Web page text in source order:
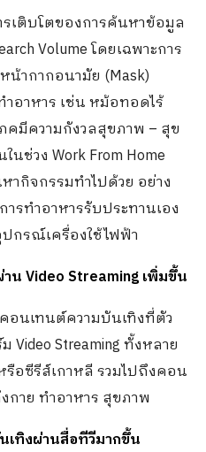
รเติบโตของการค้นหาข้อมูล
Volume โดยเฉพาะการ
น้ากากอนามัย (Mask)
ำอาหาร เช่น หม้อทอดไร้
คมีความกังวลสุขภาพ – สุข
ช่วง Work From Home
กิจกรรมทำไปด้วย อย่าง
รทำอาหารรับประทานเอง
กรณ์เครื่องใช้ไฟฟ้า
น Video Streaming เพิ่มขึ้น
อนเทนต์ความบันเทิงที่ตัว
Streaming ทั้งหลาย
อซีรีส์เกาหลี รวมไปถึงคอน
กาย ทำอาหาร สุขภาพ
เทิงผ่านสื่อทีวีมากขึ้น